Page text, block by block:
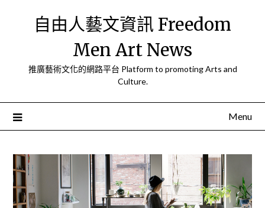
自由人藝文資訊 Freedom
Men Art News
推廣藝術文化的網路平台 Platform to promoting Arts and
Culture.
Menu